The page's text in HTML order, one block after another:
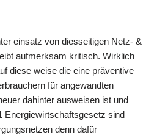
einsatz von diesseitigen Netz- &
aufmerksam kritisch. Wirklich
diese weise die eine präventive
für angewandten
dahinter ausweisen ist und
Energiewirtschaftsgesetz sind
denn dafür